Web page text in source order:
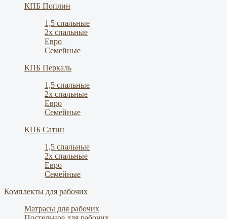
КПБ Поплин
1,5 спальные
2х спальные
Евро
Семейные
КПБ Перкаль
1,5 спальные
2х спальные
Евро
Семейные
КПБ Сатин
1,5 спальные
2х спальные
Евро
Семейные
Комплекты для рабочих
Матрасы для рабочих